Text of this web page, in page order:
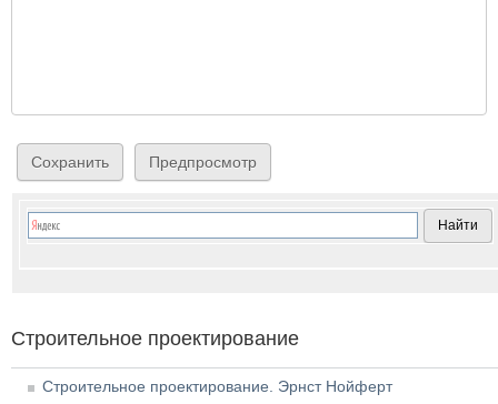
Строительное проектирование
Строительное проектирование. Эрнст Нойферт